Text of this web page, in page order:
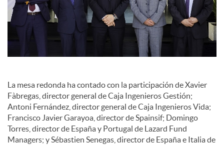
La mesa redonda ha contado con la participación de Xavier
Fàbregas, director general de Caja Ingenieros Gestión;
Antoni Fernández, director general de Caja Ingenieros Vida;
Francisco Javier Garayoa, director de Spainsif; Domingo
Torres, director de España y Portugal de Lazard Fund
Managers; y Sébastien Senegas, director de España e Italia de